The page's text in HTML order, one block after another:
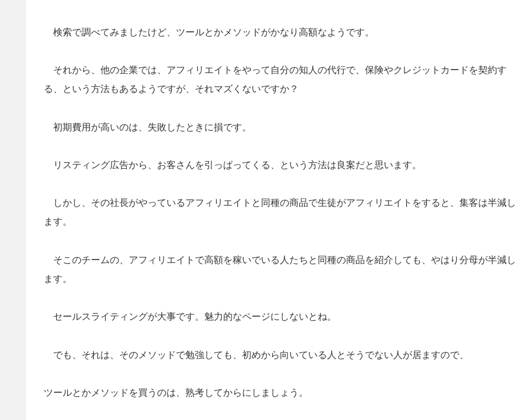
検索で調べてみましたけど、ツールとかメソッドがかなり高額なようです。
それから、他の企業では、アフィリエイトをやって自分の知人の代行で、保険やクレジットカードを契約す
る、という方法もあるようですが、それマズくないですか？
初期費用が高いのは、失敗したときに損です。
リスティング広告から、お客さんを引っぱってくる、という方法は良案だと思います。
しかし、その社長がやっているアフィリエイトと同種の商品で生徒がアフィリエイトをすると、集客は半減し
ます。
そこのチームの、アフィリエイトで高額を稼いでいる人たちと同種の商品を紹介しても、やはり分母が半減し
ます。
セールスライティングが大事です。魅力的なページにしないとね。
でも、それは、そのメソッドで勉強しても、初めから向いている人とそうでない人が居ますので、
ツールとかメソッドを買うのは、熟考してからにしましょう。